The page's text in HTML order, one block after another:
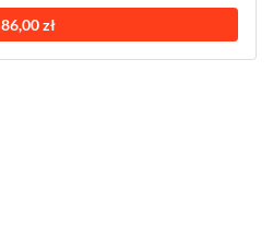
86,00 zł